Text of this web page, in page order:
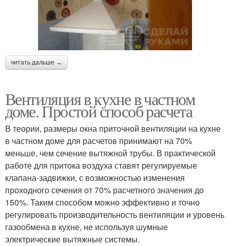
читать дальше →
Вентиляция в кухне в частном
доме. Простой способ расчета
В теории, размеры окна приточной вентиляции на кухне
в частном доме для расчетов принимают на 70%
меньше, чем сечение вытяжной трубы. В практической
работе для притока воздуха ставят регулируемые
клапана-задвижки, с возможностью изменения
проходного сечения от 70% расчетного значения до
150%. Таким способом можно эффективно и точно
регулировать производительность вентиляции и уровень
газообмена в кухне, не используя шумные
электрические вытяжные системы.